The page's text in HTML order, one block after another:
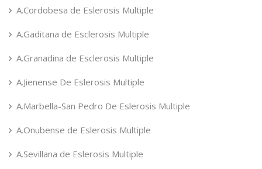
A.Cordobesa de Eslerosis Multiple
A.Gaditana de Esclerosis Multiple
A.Granadina de Esclerosis Multiple
A.Jienense De Eslerosis Multiple
A.Marbella-San Pedro De Eslerosis Multiple
A.Onubense de Eslerosis Multiple
A.Sevillana de Eslerosis Multiple